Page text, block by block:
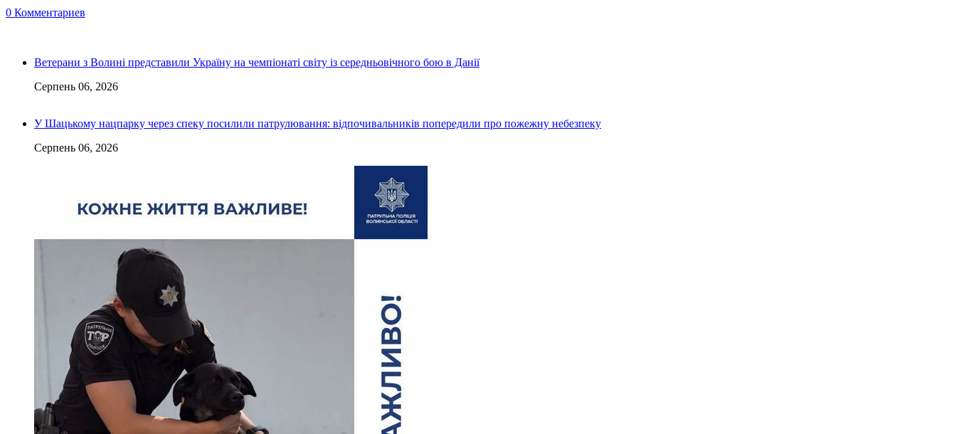
0 Комментариев
Ветерани з Волині представили Україну на чемпіонаті світу із середньовічного бою в Данії
Серпень 06, 2026
У Шацькому нацпарку через спеку посилили патрулювання: відпочивальників попередили про пожежну небезпеку
Серпень 06, 2026